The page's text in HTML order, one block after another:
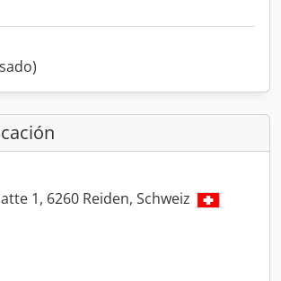
1, 6260 Reiden, Schweiz